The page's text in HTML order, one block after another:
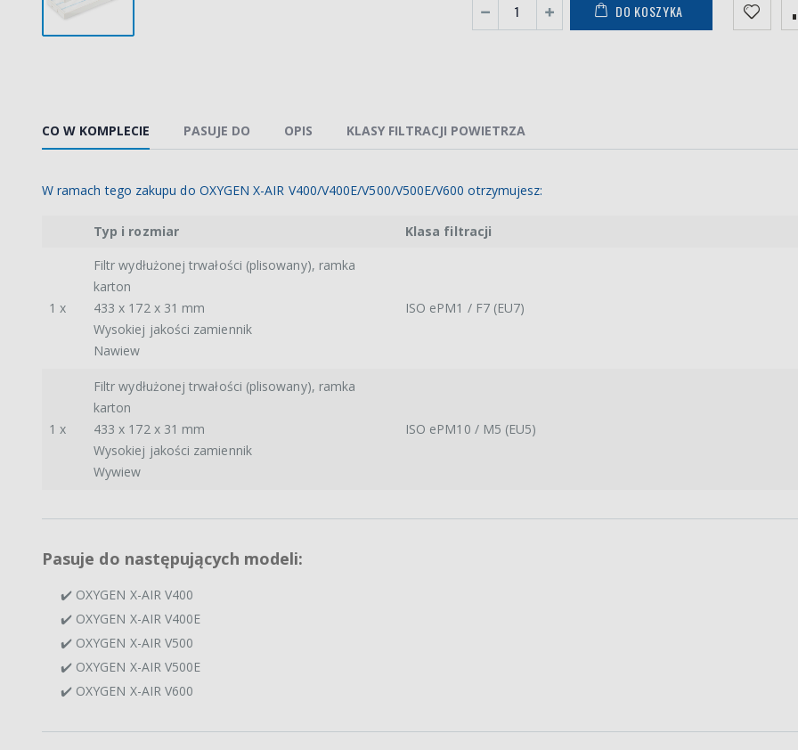
DO KOSZYKA
CO W KOMPLECIE PASUJE DO OPIS KLASY FILTRACJI POWIETRZA
W ramach tego zakupu do OXYGEN X-AIR V400/V400E/V500/V500E/V600 otrzymujesz:
Typ i rozmiar Klasa filtracji
1 x
Filtr wydłużonej trwałości (plisowany), ramka
karton
433 x 172 x 31 mm
Wysokiej jakości zamiennik
Nawiew
ISO ePM1 / F7 (EU7)
1 x
Filtr wydłużonej trwałości (plisowany), ramka
karton
433 x 172 x 31 mm
Wysokiej jakości zamiennik
Wywiew
ISO ePM10 / M5 (EU5)
Pasuje do następujących modeli:
✔️ OXYGEN X-AIR V400
✔️ OXYGEN X-AIR V400E
✔️ OXYGEN X-AIR V500
✔️ OXYGEN X-AIR V500E
✔️ OXYGEN X-AIR V600